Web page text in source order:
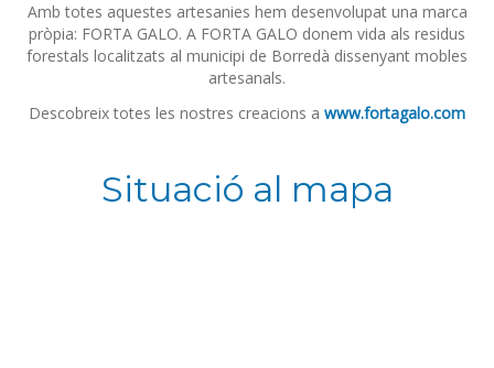
Amb totes aquestes artesanies hem desenvolupat una marca
pròpia: FORTA GALO. A FORTA GALO donem vida als residus
forestals localitzats al municipi de Borredà dissenyant mobles
artesanals.
Descobreix totes les nostres creacions a www.fortagalo.com
Situació al mapa